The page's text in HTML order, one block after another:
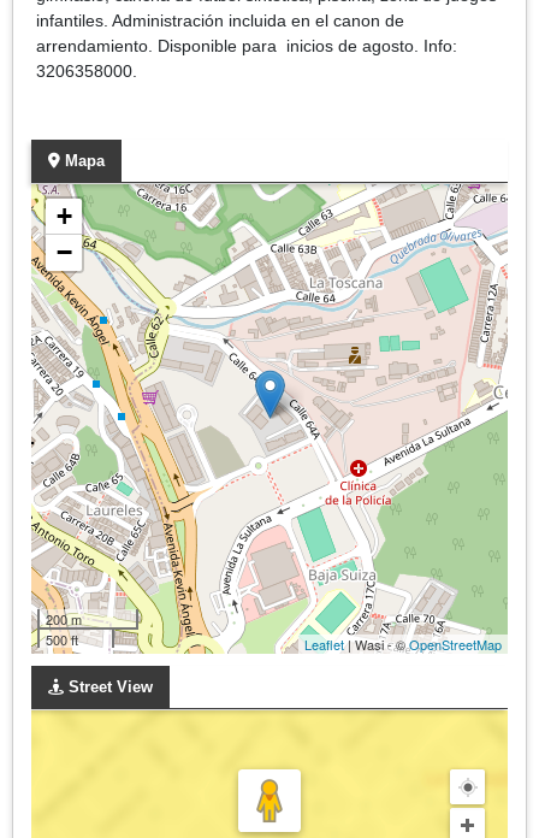
infantiles. Administración incluida en el canon de
arrendamiento. Disponible para inicios de agosto. Info:
3206358000.
Mapa
+
−
200 m
500 ft
Leaflet| Wasi - ©OpenStreetMap
Street View